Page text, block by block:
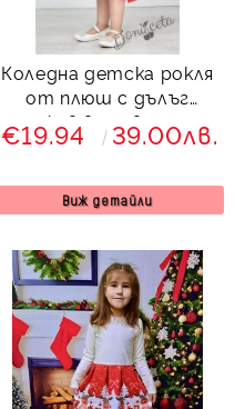
Коледна детска рокля
от плюш с дълъг
ръкав в червено с
панделка, тюл и фиба
€19.94 39.00лв.
Виж детайли